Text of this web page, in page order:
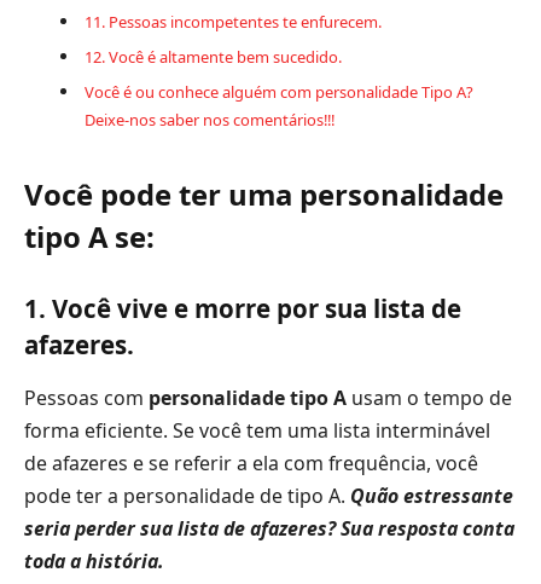
11. Pessoas incompetentes te enfurecem.
12. Você é altamente bem sucedido.
Você é ou conhece alguém com personalidade Tipo A?
Deixe-nos saber nos comentários!!!
Você pode ter uma personalidade
tipo A se:
1. Você vive e morre por sua lista de
afazeres.
Pessoas com personalidade tipo A usam o tempo de
forma eficiente. Se você tem uma lista interminável
de afazeres e se referir a ela com frequência, você
pode ter a personalidade de tipo A. Quão estressante
seria perder sua lista de afazeres? Sua resposta conta
toda a história.